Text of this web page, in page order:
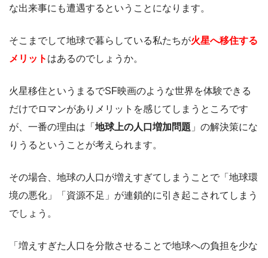
な出来事にも遭遇するということになります。
そこまでして地球で暮らしている私たちが火星へ移住する
メリット はあるのでしょうか。
火星移住というまるでSF映画のような世界を体験できる
だけでロマンがありメリットを感じてしまうところです
が、 一番の理由は「 地球上の人口増加問題 」の解決策にな
りうるということが考えられます。
その場合、地球の人口が増えすぎてしまうことで「地球環
境の悪化」「資源不足」が連鎖的に引き起こされてしまう
でしょう。
「増えすぎた人口を分散させることで地球への負担を少な